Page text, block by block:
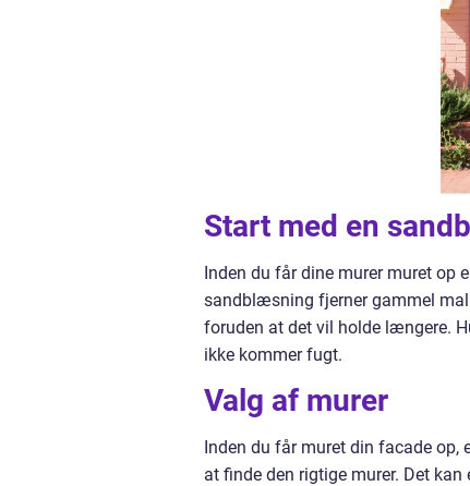
Start med en
Inden du får dine murer muret op
sandblæsning fjerner gammel
foruden at det vil holde længere.
ikke kommer fugt.
Valg af murer
Inden du får muret din facade op,
at finde den rigtige murer. Det